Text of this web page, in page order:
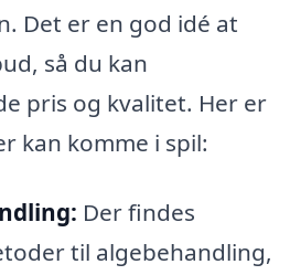
Det er en god idé at
så du kan
pris og kvalitet. Her er
kan komme i spil:
Der findes
til algebehandling,